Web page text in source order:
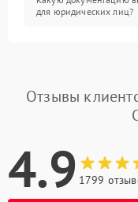
для юридических лиц?
Отзывы
4.9 1799